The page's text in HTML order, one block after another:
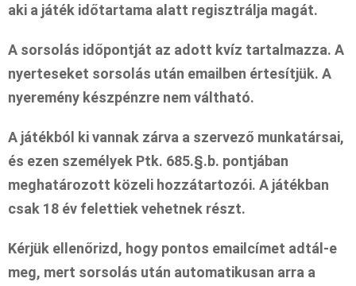
aki a játék időtartama alatt regisztrálja magát.
A sorsolás időpontját az adott kvíz tartalmazza. A
nyerteseket sorsolás után emailben értesítjük. A
nyeremény készpénzre nem váltható.
A játékból ki vannak zárva a szervező munkatársai,
és ezen személyek Ptk. 685.§.b. pontjában
meghatározott közeli hozzátartozói. A játékban
csak 18 év felettiek vehetnek részt.
Kérjük ellenőrizd, hogy pontos emailcímet adtál-e
meg, mert sorsolás után automatikusan arra a